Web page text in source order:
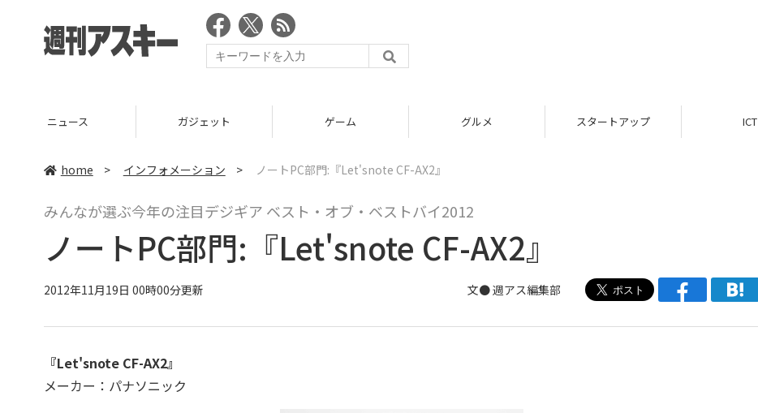
ニュース ガジェット ゲーム グルメ スタートアップ ICT
home > インフォメーション > ノートPC部門:『Let'snote CF-AX2』
みんなが選ぶ今年の注目デジギア ベスト・オブ・ベストバイ2012
ノートPC部門:『Let'snote CF-AX2』
2012年11月19日 00時00分更新 文●週アス編集部
『Let'snote CF-AX2』
メーカー：パナソニック